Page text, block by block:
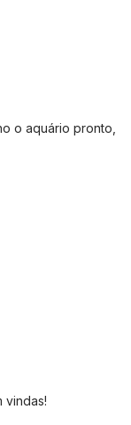
o aquário pronto,
vindas!